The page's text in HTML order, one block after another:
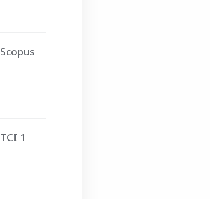
Scopus
TCI 1